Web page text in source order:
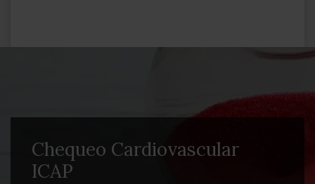
Chequeo Cardiovascular
ICAP